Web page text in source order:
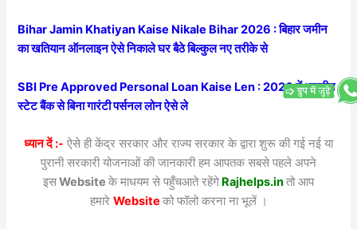
Bihar Jamin Khatiyan Kaise Nikale Bihar 2026 : बिहार जमीन
का खतियान ऑनलाइन ऐसे निकाले घर बैठे बिल्कुल नए तरीके से
SBI Pre Approved Personal Loan Kaise Len : 2026 में भारतीय
स्टेट बैंक से बिना गारंटी पर्सनल लोन ऐसे ले
ध्यान दें :- ऐसे ही केंद्र सरकार और राज्य सरकार के द्वारा शुरू की गई नई या
पुरानी सरकारी योजनाओं की जानकारी हम आपतक सबसे पहले अपने
इसWebsite के माधयम से पहुँचआते रहेंगे Rajhelps.inतो आप
हमारे Website को फॉलो करना ना भूलें ।